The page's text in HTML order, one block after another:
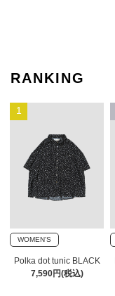
RANKING
1
WOMEN'S
Polka dot tunic BLACK
7,590円(税込)